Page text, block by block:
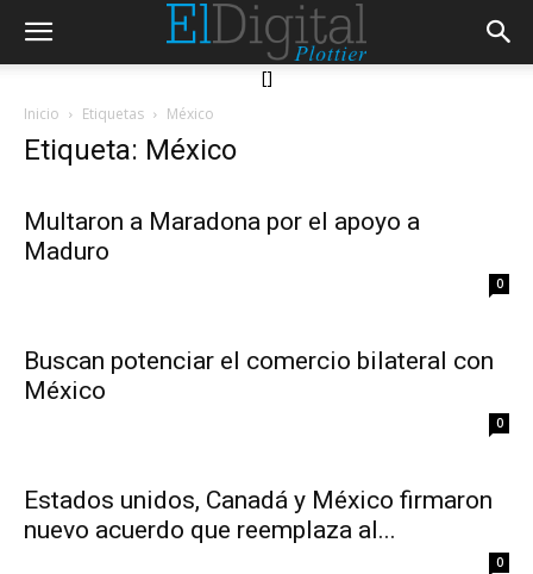
[]
Inicio Etiquetas México
Etiqueta: México
Multaron a Maradona por el apoyo a
Maduro
0
Buscan potenciar el comercio bilateral con
México
0
Estados unidos, Canadá y México firmaron
nuevo acuerdo que reemplaza al...
0